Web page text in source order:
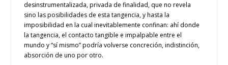
desinstrumentalizada, privada de finalidad, que no revela
sino las posibilidades de esta tangencia, y hasta la
imposibilidad en la cual inevitablemente confinan: ahí donde
la tangencia, el contacto tangible e impalpable entre el
mundo y “sí mismo” podría volverse concreción, indistinción,
absorción de uno por otro.